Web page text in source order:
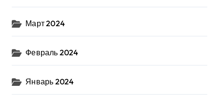
Март 2024
Февраль 2024
Январь 2024